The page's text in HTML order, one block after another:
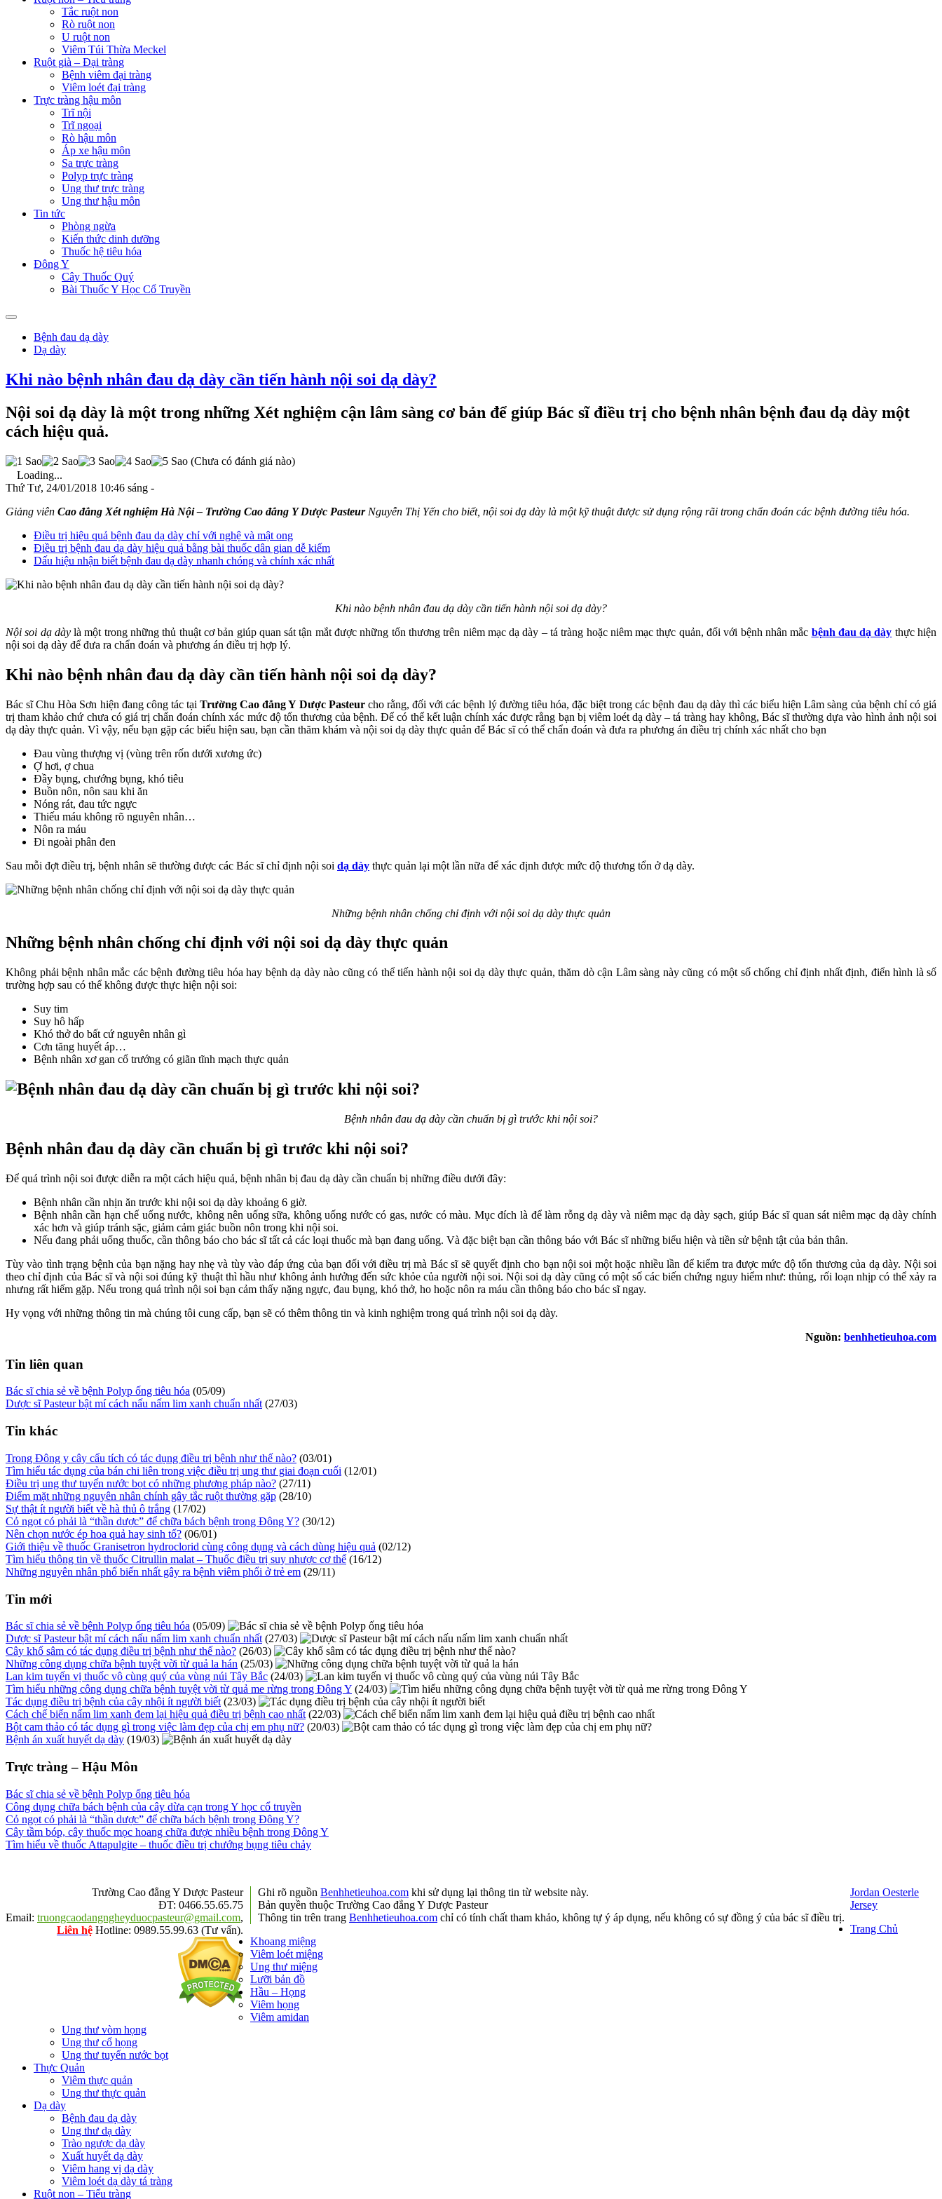
Tắc ruột non
Rò ruột non
U ruột non
Viêm Túi Thừa Meckel
Ruột già – Đại tràng
Bệnh viêm đại tràng
Viêm loét đại tràng
Trực tràng hậu môn
Trĩ nội
Trĩ ngoại
Rò hậu môn
Áp xe hậu môn
Sa trực tràng
Polyp trực tràng
Ung thư trực tràng
Ung thư hậu môn
Tin tức
Phòng ngừa
Kiến thức dinh dưỡng
Thuốc hệ tiêu hóa
Đông Y
Cây Thuốc Quý
Bài Thuốc Y Học Cổ Truyền
Bệnh đau dạ dày
Dạ dày
Khi nào bệnh nhân đau dạ dày cần tiến hành nội soi dạ dày?
Nội soi dạ dày là một trong những Xét nghiệm cận lâm sàng cơ bản để giúp Bác sĩ điều trị cho bệnh nhân bệnh đau dạ dày một
cách hiệu quả.
(Chưa có đánh giá nào)
Loading...
Thứ Tư, 24/01/2018 10:46 sáng -
Giảng viên Cao đẳng Xét nghiệm Hà Nội – Trường Cao đẳng Y Dược PasteurNguyễn Thị Yến cho biết, nội soi dạ dày là một kỹ thuật được sử dụng rộng rãi trong chẩn đoán các bệnh đường tiêu hóa.
Điều trị hiệu quả bệnh đau dạ dày chỉ với nghệ và mật ong
Điều trị bệnh đau dạ dày hiệu quả bằng bài thuốc dân gian dễ kiếm
Dấu hiệu nhận biết bệnh đau dạ dày nhanh chóng và chính xác nhất
Khi nào bệnh nhân đau dạ dày cần tiến hành nội soi dạ dày?
Nội soi dạ dàylà một trong những thủ thuật cơ bản giúp quan sát tận mắt được những tổn thương trên niêm mạc dạ dày – tá tràng hoặc niêm mạc thực quản, đối với bệnh nhân mắc bệnh đau dạ dày thực hiện
nội soi dạ dày để đưa ra chẩn đoán và phương án điều trị hợp lý.
Khi nào bệnh nhân đau dạ dày cần tiến hành nội soi dạ dày?
Bác sĩ Chu Hòa Sơn hiện đang công tác tạiTrường Cao đẳng Y Dược Pasteurcho rằng, đối với các bệnh lý đường tiêu hóa, đặc biệt trong các bệnh đau dạ dày thì các biểu hiện Lâm sàng của bệnh chỉ có giá
trị tham khảo chứ chưa có giá trị chẩn đoán chính xác mức độ tổn thương của bệnh. Để có thể kết luận chính xác được rằng bạn bị viêm loét dạ dày – tá tràng hay không, Bác sĩ thường dựa vào hình ảnh nội soi
dạ dày thực quản. Vì vậy, nếu bạn gặp các biểu hiện sau, bạn cần thăm khám và nội soi dạ dày thực quản để Bác sĩ có thể chẩn đoán và đưa ra phương án điều trị chính xác nhất cho bạn
Đau vùng thượng vị (vùng trên rốn dưới xương ức)
Ợ hơi, ợ chua
Đầy bụng, chướng bụng, khó tiêu
Buồn nôn, nôn sau khi ăn
Nóng rát, đau tức ngực
Thiếu máu không rõ nguyên nhân…
Nôn ra máu
Đi ngoài phân đen
Sau mỗi đợt điều trị, bệnh nhân sẽ thường được các Bác sĩ chỉ định nội soi dạ dày thực quản lại một lần nữa để xác định được mức độ thương tổn ở dạ dày.
Những bệnh nhân chống chỉ định với nội soi dạ dày thực quản
Những bệnh nhân chống chỉ định với nội soi dạ dày thực quản
Không phải bệnh nhân mắc các bệnh đường tiêu hóa hay bệnh dạ dày nào cũng có thể tiến hành nội soi dạ dày thực quản, thăm dò cận Lâm sàng này cũng có một số chống chỉ định nhất định, điển hình là số
trường hợp sau có thể không được thực hiện nội soi:
Suy tim
Suy hô hấp
Khó thở do bất cứ nguyên nhân gì
Cơn tăng huyết áp…
Bệnh nhân xơ gan cổ trướng có giãn tĩnh mạch thực quản
Bệnh nhân đau dạ dày cần chuẩn bị gì trước khi nội soi?
Bệnh nhân đau dạ dày cần chuẩn bị gì trước khi nội soi?
Để quá trình nội soi được diễn ra một cách hiệu quả, bệnh nhân bị đau dạ dày cần chuẩn bị những điều dưới đây:
Bệnh nhân cần nhịn ăn trước khi nội soi dạ dày khoảng 6 giờ.
Bệnh nhân cần hạn chế uống nước, không nên uống sữa, không uống nước có gas, nước có màu. Mục đích là để làm rỗng dạ dày và niêm mạc dạ dày sạch, giúp Bác sĩ quan sát niêm mạc dạ dày chính
xác hơn và giúp tránh sặc, giảm cảm giác buồn nôn trong khi nội soi.
Nếu đang phải uống thuốc, cần thông báo cho bác sĩ tất cả các loại thuốc mà bạn đang uống. Và đặc biệt bạn cần thông báo với Bác sĩ những biểu hiện và tiền sử bệnh tật của bản thân.
Tùy vào tình trạng bệnh của bạn nặng hay nhẹ và tùy vào đáp ứng của bạn đối với điều trị mà Bác sĩ sẽ quyết định cho bạn nội soi một hoặc nhiều lần để kiểm tra được mức độ tổn thương của dạ dày. Nội soi
theo chỉ định của Bác sĩ và nội soi đúng kỹ thuật thì hầu như không ảnh hưởng đến sức khỏe của người nội soi. Nội soi dạ dày cũng có một số các biến chứng nguy hiểm như: thủng, rối loạn nhịp có thể xảy ra
nhưng rất hiếm gặp. Nếu trong quá trình nội soi bạn cảm thấy nặng ngực, đau bụng, khó thở, ho hoặc nôn ra máu cần thông báo cho bác sĩ ngay.
Hy vọng với những thông tin mà chúng tôi cung cấp, bạn sẽ có thêm thông tin và kinh nghiệm trong quá trình nội soi dạ dày.
Nguồn: benhhetieuhoa.com
Tin liên quan
Bác sĩ chia sẻ về bệnh Polyp ống tiêu hóa (05/09)
Dược sĩ Pasteur bật mí cách nấu nấm lim xanh chuẩn nhất(27/03)
Tin khác
Trong Đông y cây cẩu tích có tác dụng điều trị bệnh như thế nào? (03/01)
Tìm hiểu tác dụng của bán chi liên trong việc điều trị ung thư giai đoạn cuối (12/01)
Điều trị ung thư tuyến nước bọt có những phương pháp nào? (27/11)
Điểm mặt những nguyên nhân chính gây tắc ruột thường gặp (28/10)
Sự thật ít người biết về hà thủ ô trắng (17/02)
Cỏ ngọt có phải là “thần dược” để chữa bách bệnh trong Đông Y? (30/12)
Nên chọn nước ép hoa quả hay sinh tố? (06/01)
Giới thiệu về thuốc Granisetron hydroclorid cùng công dụng và cách dùng hiệu quả (02/12)
Tìm hiểu thông tin về thuốc Citrullin malat – Thuốc điều trị suy nhược cơ thể (16/12)
Những nguyên nhân phổ biến nhất gây ra bệnh viêm phổi ở trẻ em (29/11)
Tin mới
Bác sĩ chia sẻ về bệnh Polyp ống tiêu hóa (05/09)
Dược sĩ Pasteur bật mí cách nấu nấm lim xanh chuẩn nhất (27/03)
Cây khổ sâm có tác dụng điều trị bệnh như thế nào? (26/03)
Những công dụng chữa bệnh tuyệt vời từ quả la hán (25/03)
Lan kim tuyến vị thuốc vô cùng quý của vùng núi Tây Bắc (24/03)
Tìm hiểu những công dụng chữa bệnh tuyệt vời từ quả me rừng trong Đông Y (24/03)
Tác dụng điều trị bệnh của cây nhội ít người biết (23/03)
Cách chế biến nấm lim xanh đem lại hiệu quả điều trị bệnh cao nhất (22/03)
Bột cam thảo có tác dụng gì trong việc làm đẹp của chị em phụ nữ? (20/03)
Bệnh án xuất huyết dạ dày (19/03)
Trực tràng – Hậu Môn
Bác sĩ chia sẻ về bệnh Polyp ống tiêu hóa
Công dụng chữa bách bệnh của cây dừa cạn trong Y học cổ truyền
Cỏ ngọt có phải là “thần dược” để chữa bách bệnh trong Đông Y?
Cây tầm bóp, cây thuốc mọc hoang chữa được nhiều bệnh trong Đông Y
Tìm hiểu về thuốc Attapulgite – thuốc điều trị chướng bụng tiêu chảy
Trường Cao đẳng Y Dược Pasteur
ĐT: 0466.55.65.75
Email: truongcaodangngheyduocpasteur@gmail.com,
Liên hệ Hotline: 0989.55.99.63 (Tư vấn).
Ghi rõ nguồn Benhhetieuhoa.com khi sử dụng lại thông tin từ website này.
Bản quyền thuộc Trường Cao đẳng Y Dược Pasteur
Thông tin trên trang Benhhetieuhoa.com chỉ có tính chất tham khảo, không tự ý áp dụng, nếu không có sự đồng ý của bác sĩ điều trị.
Jordan Oesterle
Jersey
Trang Chủ
Khoang miệng
Viêm loét miệng
Ung thư miệng
Lưỡi bản đồ
Hầu – Họng
Viêm họng
Viêm amidan
Ung thư vòm họng
Ung thư cổ họng
Ung thư tuyến nước bọt
Thực Quản
Viêm thực quản
Ung thư thực quản
Dạ dày
Bệnh đau dạ dày
Ung thư dạ dày
Trào ngược dạ dày
Xuất huyết dạ dày
Viêm hang vị dạ dày
Viêm loét dạ dày tá tràng
Ruột non – Tiểu tràng